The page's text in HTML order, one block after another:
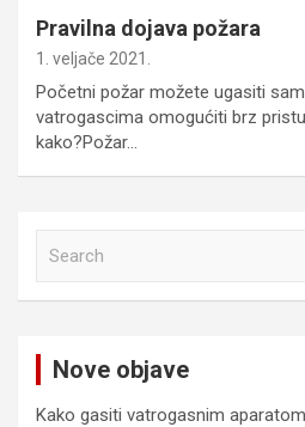
Pravilna dojava požara
1. veljače 2021.
Početni požar možete ugasiti
vatrogascima omogućiti brz
kako?Požar…
Nove objave
Kako gasiti vatrogasnim aparatom